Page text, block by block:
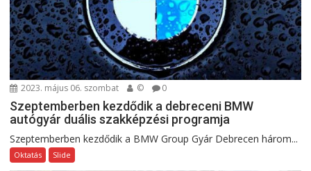
2023. május 06. szombat © 0
Szeptemberben kezdődik a debreceni BMW
autógyár duális szakképzési programja
Szeptemberben kezdődik a BMW Group Gyár Debrecen három...
Oktatás Slide